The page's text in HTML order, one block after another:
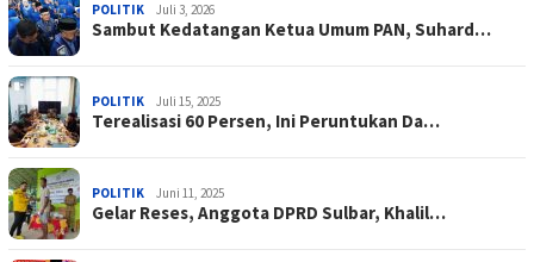
POLITIK Juli 3, 2026
Sambut Kedatangan Ketua Umum PAN, Suhard…
POLITIK Juli 15, 2025
Terealisasi 60 Persen, Ini Peruntukan Da…
POLITIK Juni 11, 2025
Gelar Reses, Anggota DPRD Sulbar, Khalil…